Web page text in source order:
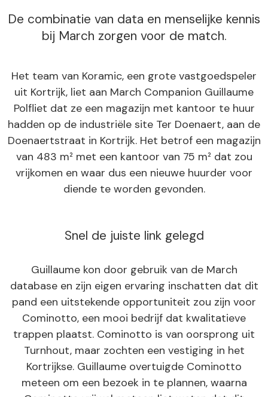
De combinatie van data en menselijke kennis
bij March zorgen voor de match.
Het team van Koramic, een grote vastgoedspeler
uit Kortrijk, liet aan March Companion Guillaume
Polfliet dat ze een magazijn met kantoor te huur
hadden op de industriële site Ter Doenaert, aan de
Doenaertstraat in Kortrijk. Het betrof een magazijn
van 483 m² met een kantoor van 75 m² dat zou
vrijkomen en waar dus een nieuwe huurder voor
diende te worden gevonden.
Snel de juiste link gelegd
Guillaume kon door gebruik van de March
database en zijn eigen ervaring inschatten dat dit
pand een uitstekende opportuniteit zou zijn voor
Cominotto, een mooi bedrijf dat kwalitatieve
trappen plaatst. Cominotto is van oorsprong uit
Turnhout, maar zochten een vestiging in het
Kortrijkse. Guillaume overtuigde Cominotto
meteen om een bezoek in te plannen, waarna